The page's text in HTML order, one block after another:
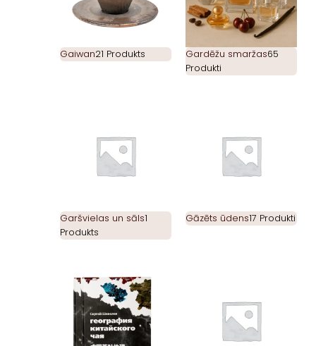
Gaiwan21 Produkts Gardēžu smaržas65
Produkti
Garšvielas un sāls1
Produkts
Gāzēts ūdens17 Produkti